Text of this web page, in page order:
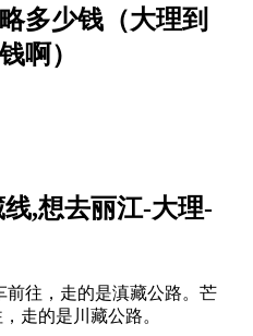
多少钱（大理到
啊）
,想去丽江-大理-
前往，走的是滇藏公路。芒
走的是川藏公路。